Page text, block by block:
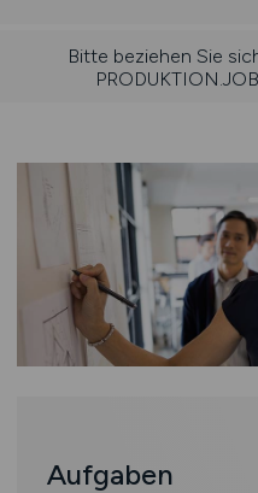
Bitte beziehen Sie
Aufgaben